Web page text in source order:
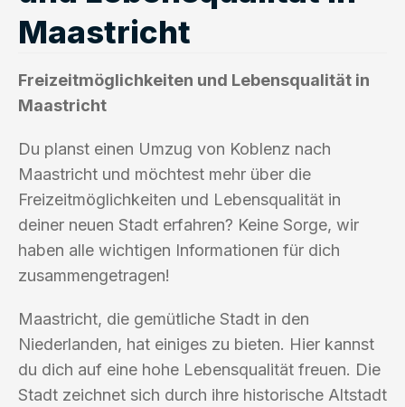
Maastricht
Freizeitmöglichkeiten und Lebensqualität in
Maastricht
Du planst einen Umzug von Koblenz nach
Maastricht und möchtest mehr über die
Freizeitmöglichkeiten und Lebensqualität in
deiner neuen Stadt erfahren? Keine Sorge, wir
haben alle wichtigen Informationen für dich
zusammengetragen!
Maastricht, die gemütliche Stadt in den
Niederlanden, hat einiges zu bieten. Hier kannst
du dich auf eine hohe Lebensqualität freuen. Die
Stadt zeichnet sich durch ihre historische Altstadt